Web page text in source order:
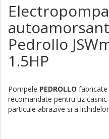
Electropompa
Pedrollo
1.5HP
Pompele PEDROLLO fabricate
recomandate pentru uz
particule abrazive si a